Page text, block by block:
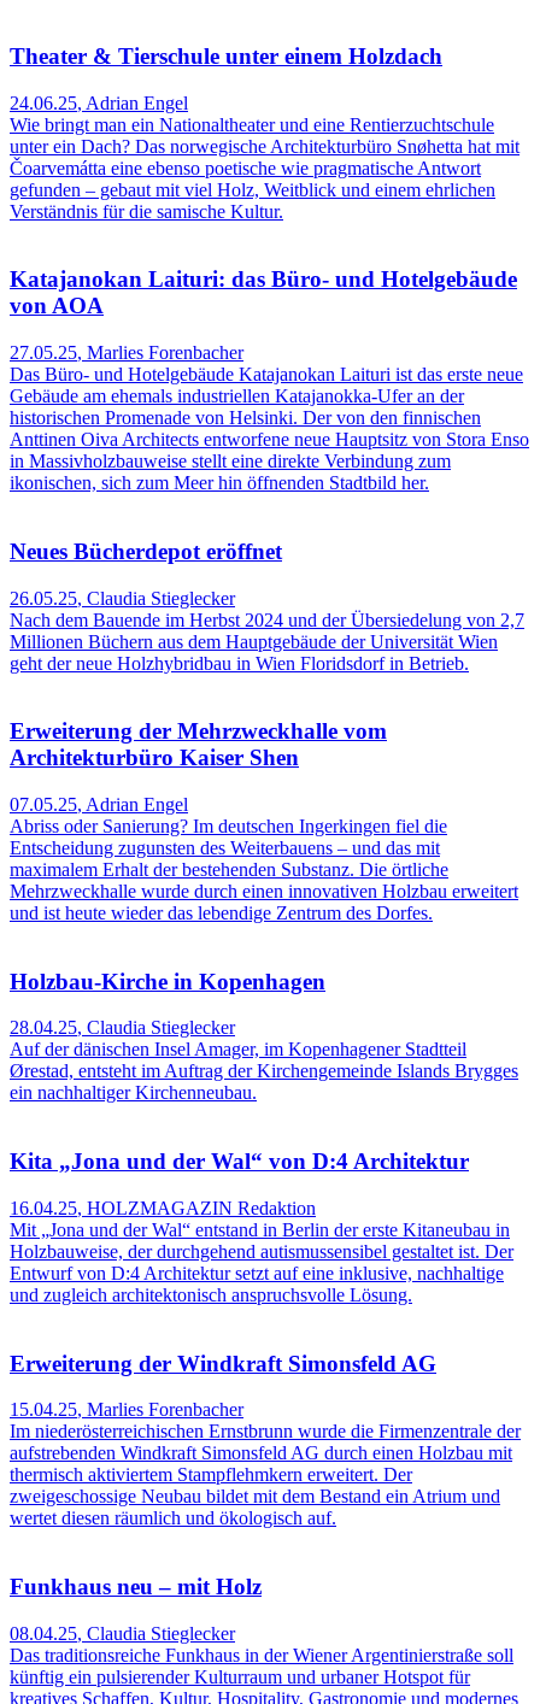
Theater & Tierschule unter einem Holzdach
24.06.25, Adrian Engel
Wie bringt man ein Nationaltheater und eine Rentierzuchtschule
unter ein Dach? Das norwegische Architekturbüro Snøhetta hat mit
Čoarvemátta eine ebenso poetische wie pragmatische Antwort
gefunden – gebaut mit viel Holz, Weitblick und einem ehrlichen
Verständnis für die samische Kultur.
Katajanokan Laituri: das Büro- und Hotelgebäude
von AOA
27.05.25, Marlies Forenbacher
Das Büro- und Hotelgebäude Katajanokan Laituri ist das erste neue
Gebäude am ehemals industriellen Katajanokka-Ufer an der
historischen Promenade von Helsinki. Der von den finnischen
Anttinen Oiva Architects entworfene neue Hauptsitz von Stora Enso
in Massivholzbauweise stellt eine direkte Verbindung zum
ikonischen, sich zum Meer hin öffnenden Stadtbild her.
Neues Bücherdepot eröffnet
26.05.25, Claudia Stieglecker
Nach dem Bauende im Herbst 2024 und der Übersiedelung von 2,7
Millionen Büchern aus dem Hauptgebäude der Universität Wien
geht der neue Holzhybridbau in Wien Floridsdorf in Betrieb.
Erweiterung der Mehrzweckhalle vom
Architekturbüro Kaiser Shen
07.05.25, Adrian Engel
Abriss oder Sanierung? Im deutschen Ingerkingen fiel die
Entscheidung zugunsten des Weiterbauens – und das mit
maximalem Erhalt der bestehen­den Substanz. Die örtliche
Mehrzweckhalle wurde durch einen innovativen Holzbau erweitert
und ist heute wieder das lebendige Zentrum des Dorfes.
Holzbau-Kirche in Kopenhagen
28.04.25, Claudia Stieglecker
Auf der dänischen Insel Amager, im Kopenhagener Stadtteil
Ørestad, entsteht im Auftrag der Kirchengemeinde Islands Brygges
ein nachhaltiger Kirchenneubau.
Kita „Jona und der Wal“ von D:4 Architektur
16.04.25, HOLZMAGAZIN Redaktion
Mit „Jona und der Wal“ entstand in Berlin der erste Kitaneubau in
Holzbauweise, der durchgehend autismussensibel gestaltet ist. Der
Entwurf von D:4 Architektur setzt auf eine inklusive, nachhaltige
und zugleich architektonisch anspruchsvolle Lösung.
Erweiterung der Windkraft Simonsfeld AG
15.04.25, Marlies Forenbacher
Im niederösterreichischen Ernstbrunn wurde die Firmenzentrale der
aufstrebenden Windkraft Simonsfeld AG durch einen Holzbau mit
thermisch aktiviertem Stampflehmkern erweitert. Der
zweigeschossige Neubau bildet mit dem Bestand ein Atrium und
wertet diesen räumlich und ökologisch auf.
Funkhaus neu – mit Holz
08.04.25, Claudia Stieglecker
Das traditionsreiche Funkhaus in der Wiener Argentinierstraße soll
künftig ein pulsierender Kulturraum und urbaner Hotspot für
kreatives Schaffen, Kultur, Hospitality, Gastronomie und modernes